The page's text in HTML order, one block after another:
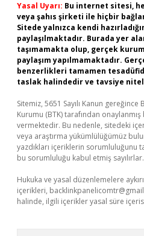
Yasal Uyarı: Bu internet sitesi,
veya şahıs şirketi ile hiçbir
Sitede yalnızca kendi
paylaşılmaktadır. Burada yer
taşımamakta olup, gerçek
paylaşım yapılmamaktadır.
benzerlikleri tamamen
taslak halindedir ve tavsiye
Sitemiz, 5651 Sayılı Kanun
Kurumu (BTK) tarafından
vermektedir. Bu nedenle, sitedeki
veya araştırma yükümlülüğümüz
yazdıkları içeriklerin sorumluluğunu
bu sorumluluğu kabul etmiş sayılırlar.
Hukuka ve yasal düzenlemelere
içerikleri,
halinde, ilgili içerikler yasal süre